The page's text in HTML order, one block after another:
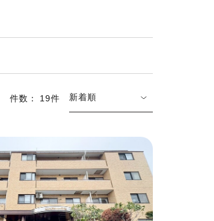
件数： 19件 新着順